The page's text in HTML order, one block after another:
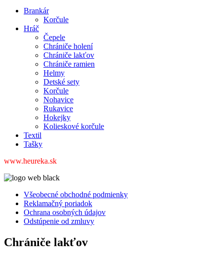
Brankár
Korčule
Hráč
Čepele
Chrániče holení
Chrániče lakťov
Chrániče ramien
Helmy
Detské sety
Korčule
Nohavice
Rukavice
Hokejky
Kolieskové korčule
Textil
Tašky
www.heureka.sk
Všeobecné obchodné podmienky
Reklamačný poriadok
Ochrana osobných údajov
Odstúpenie od zmluvy
Chrániče lakťov